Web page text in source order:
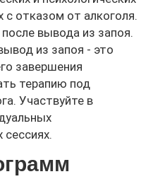
отказом от алкоголя.
вывода из запоя.
из запоя - это
завершения
терапию под
Участвуйте в
сессиях.